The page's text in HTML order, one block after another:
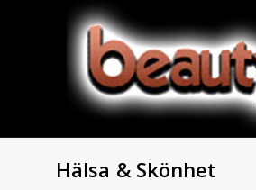
Hälsa & Skönhet